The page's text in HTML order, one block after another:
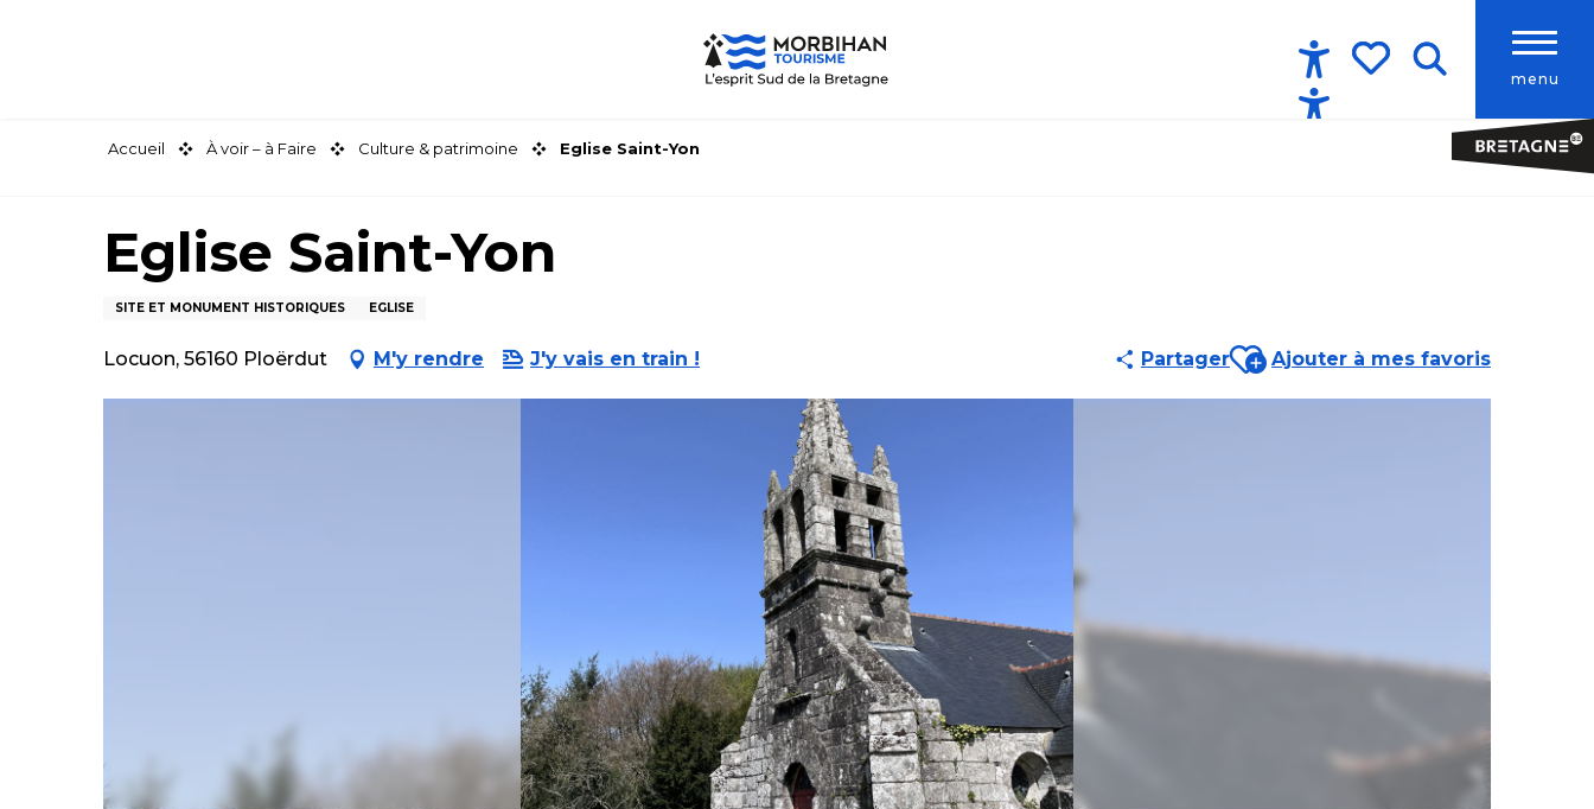
menu
Accessibilité
Accueil À voir – à Faire Culture & patrimoine Eglise Saint-Yon
Eglise Saint-Yon
SITE ET MONUMENT HISTORIQUES EGLISE
Locuon, 56160 Ploërdut M'y rendre J'y vais en train ! PartagerAjouter aux favoris
Ajouter à mes favoris